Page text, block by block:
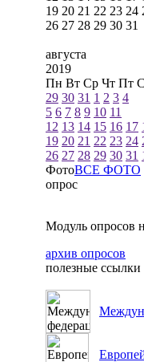
19 20 21 22 23 24
26 27 28 29 30 31
августа
2019
Пн Вт Ср Чт Пт
29 30 31 1 2 3 4
5 6 7 8 9 10 11
12 13 14 15 16 17
19 20 21 22 23 24
26 27 28 29 30 31
ФотоВСЕ ФОТО
опрос
Модуль опросов
архив опросов
полезные ссылки